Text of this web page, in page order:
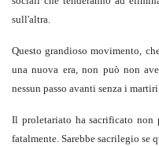
sull'altra.
Questo grandioso movimento,
una nuova era, non può non
nessun passo avanti senza i
Il proletariato ha sacrificato non
fatalmente. Sarebbe sacrilegio se